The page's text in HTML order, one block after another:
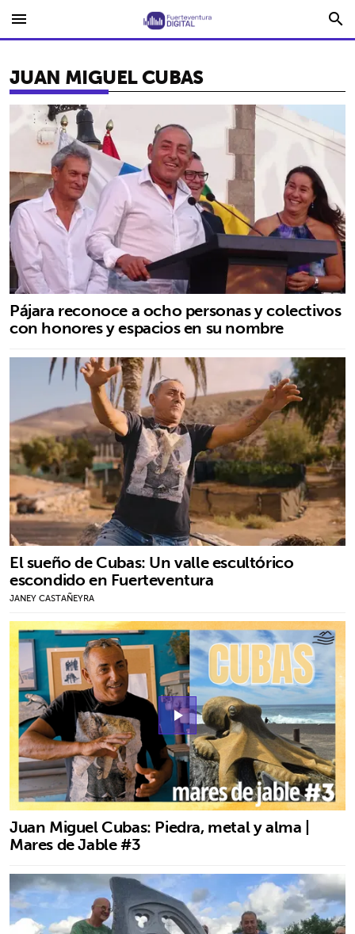
menu search
JUAN MIGUEL CUBAS
Pájara reconoce a ocho personas y colectivos
con honores y espacios en su nombre
El sueño de Cubas: Un valle escultórico
escondido en Fuerteventura
JANEY CASTAÑEYRA
play_arrow
Juan Miguel Cubas: Piedra, metal y alma |
Mares de Jable #3